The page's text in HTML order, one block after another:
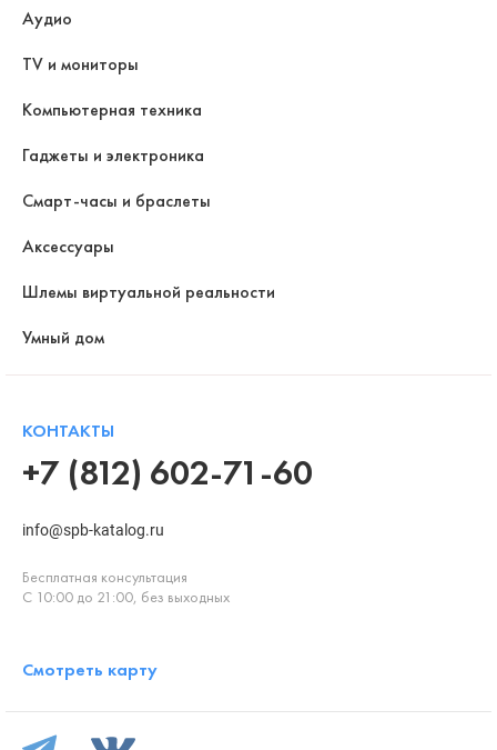
Аудио
TV и мониторы
Компьютерная техника
Гаджеты и электроника
Смарт-часы и браслеты
Аксессуары
Шлемы виртуальной реальности
Умный дом
КОНТАКТЫ
+7 (812) 602-71-60
info@spb-katalog.ru
Бесплатная консультация
С 10:00 до 21:00, без выходных
Смотреть карту